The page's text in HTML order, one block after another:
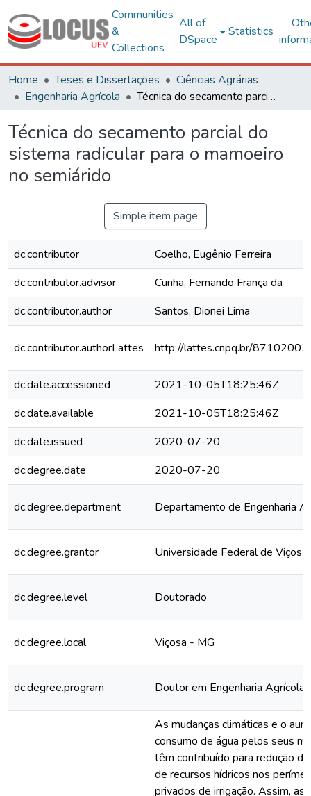
Communities
&
Collections
All of
DSpace
Statistics
Home Teses e Dissertações
Ciências Agrárias
Engenharia Agrícola
Técnica do secamento parcial do sistema radicular para o mamoeiro no semiárido
Técnica do secamento parcial do
sistema radicular para o mamoeiro
no semiárido
Simple item page
dc.contributor
Coelho, Eugênio Ferreira
dc.contributor.advisor
Cunha, Fernando França da
dc.contributor.author
Santos, Dionei Lima
dc.contributor.authorLattes http://lattes.cnpq.br/
dc.date.accessioned
2021-10-05T18:25:46Z
dc.date.available
2021-10-05T18:25:46Z
dc.date.issued
2020-07-20
dc.degree.date
2020-07-20
dc.degree.department Departamento de Engenharia
dc.degree.grantor Universidade Federal de Viçosa
dc.degree.level Doutorado
dc.degree.local Viçosa - MG
dc.degree.program Doutor em Engenharia Agrícola
As mudanças climáticas e o
consumo de água pelos seus
têm contribuído para redução
de recursos hídricos nos
privados de irrigação. Assim,